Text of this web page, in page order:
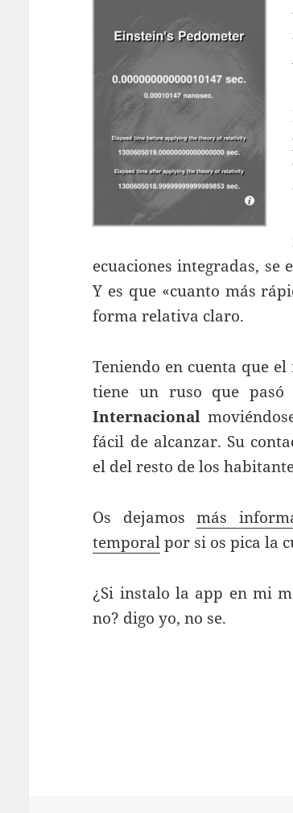
ecuaciones integradas,
Y es que «cuanto más
forma relativa claro.
Teniendo en cuenta que
tiene un ruso que
Internacional
fácil de alcanzar. Su
el del resto de los
Os dejamosmás
temporalpor si os pica la
¿Si instalo la app en mi
no? digo yo, no se.